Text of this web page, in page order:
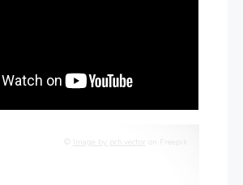
Image by pch.vector